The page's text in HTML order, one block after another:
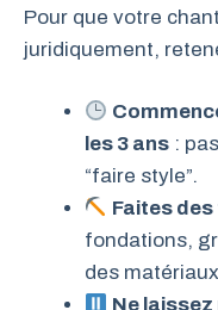
Pour que votre
juridiquement,
les 3 ans :
“faire style”.
Faites
fondations,
des
Ne laissez